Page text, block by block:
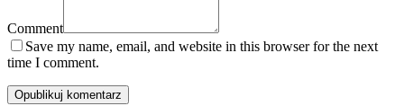
Comment
Save my name, email, and website in this browser for the next
time I comment.